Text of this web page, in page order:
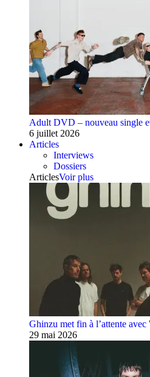
Adult DVD – nouveau single
6 juillet 2026
Articles
Interviews
Dossiers
ArticlesVoir plus
Ghinzu met fin à l’attente
29 mai 2026